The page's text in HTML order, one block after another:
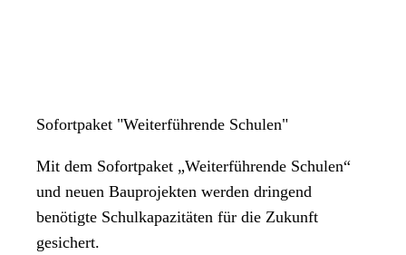
Sofortpaket "Weiterführende Schulen"
Mit dem Sofortpaket „Weiterführende Schulen“
und neuen Bauprojekten werden dringend
benötigte Schulkapazitäten für die Zukunft
gesichert.